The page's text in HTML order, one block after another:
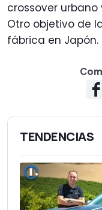
crossover
Otro objetivo de
fábrica en Japón.
TENDENCIAS